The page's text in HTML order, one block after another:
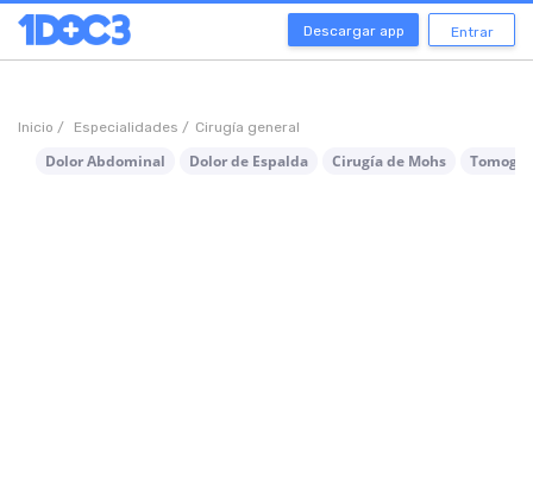
Descargar app Entrar
Inicio / Especialidades / Cirugía general
Dolor Abdominal Dolor de Espalda Cirugía de Mohs